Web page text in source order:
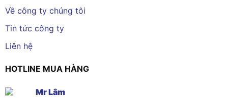
Về công ty chúng tôi
Tin tức công ty
Liên hệ
HOTLINE MUA HÀNG
Mr Lâm